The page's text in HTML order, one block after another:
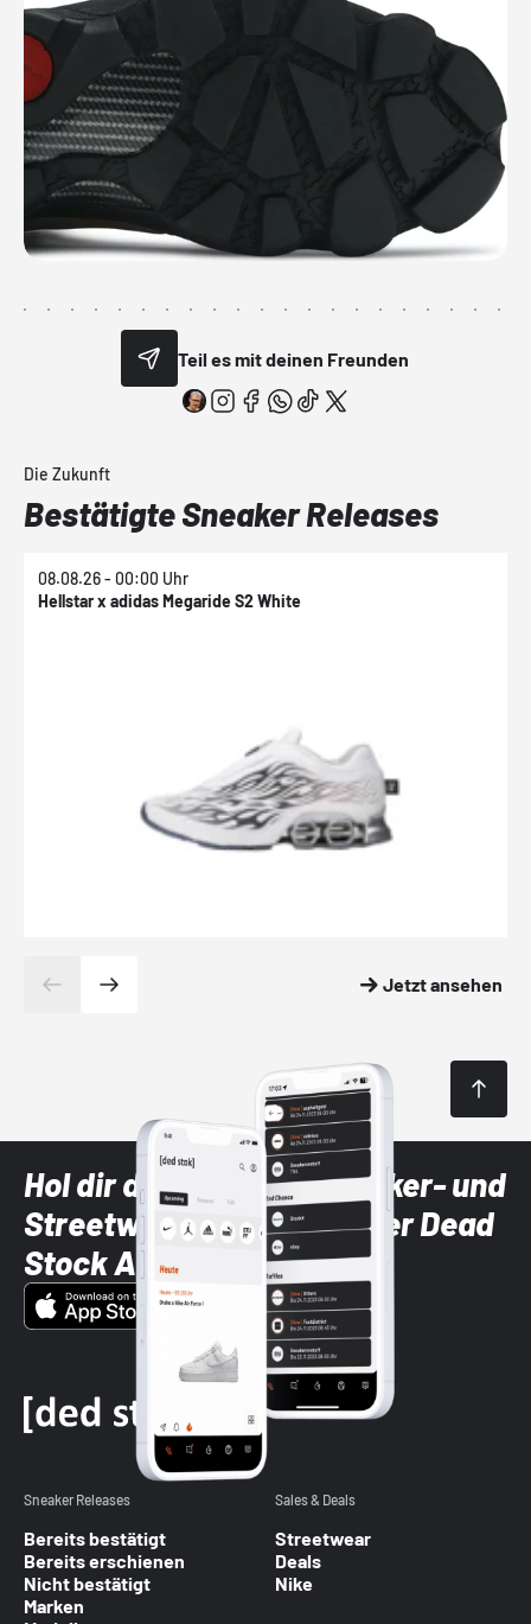
Teil es mit deinen Freunden
Die Zukunft
Bestätigte Sneaker Releases
08.08.26 - 00:00 Uhr
Hellstar x adidas Megaride S2 White
Jetzt ansehen
Hol dir die neuesten Sneaker- und
Streetwear-Brands mit der Dead
Stock App
Sneaker Releases
Bereits bestätigt
Bereits erschienen
Nicht bestätigt
Marken
Sales & Deals
Streetwear
Deals
Nike